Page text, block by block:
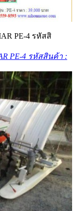
PE-4 รหัสสิ
PE-4 รหัสสินค้า :